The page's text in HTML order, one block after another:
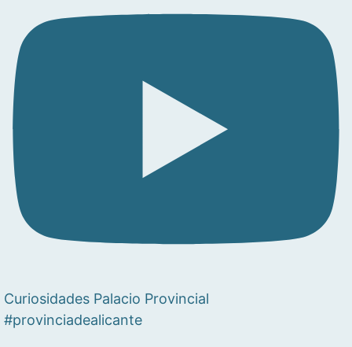
Curiosidades Palacio Provincial
#provinciadealicante